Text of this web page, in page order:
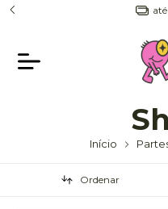
Início
Ordenar